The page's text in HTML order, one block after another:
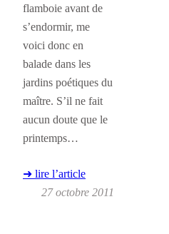
flamboie avant de
s’endormir, me
voici donc en
balade dans les
jardins poétiques du
maître. S’il ne fait
aucun doute que le
printemps…
➜ lire l’article
27 octobre 2011